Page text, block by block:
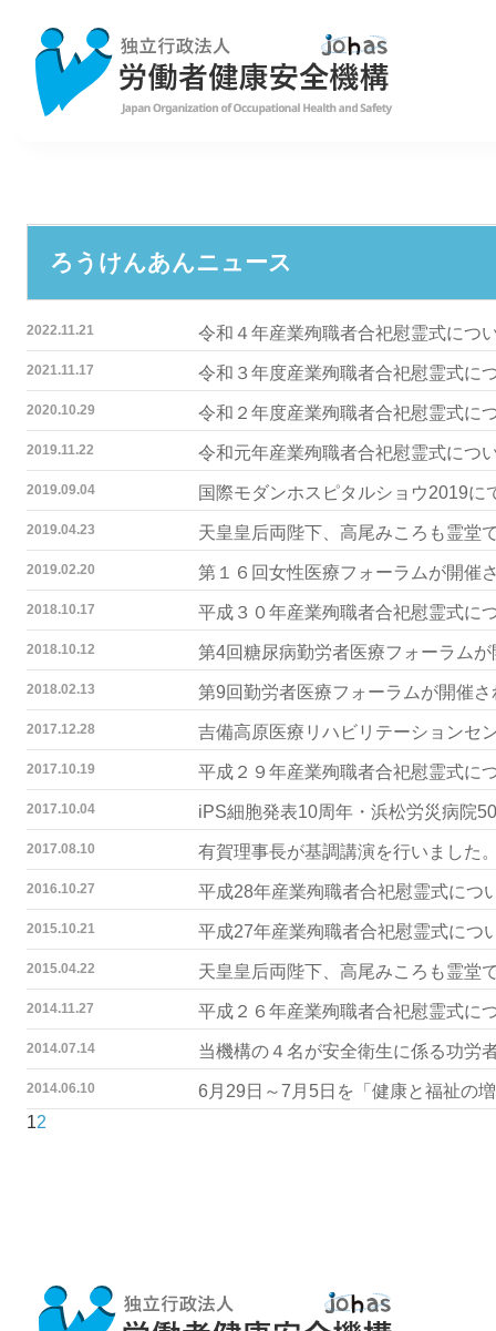
ろうけんあんニュース
2022.11.21 令和４年産業殉職者合祀慰霊式につ
2021.11.17 令和３年度産業殉職者合祀慰霊式に
2020.10.29 令和２年度産業殉職者合祀慰霊式に
2019.11.22 令和元年産業殉職者合祀慰霊式につ
2019.09.04 国際モダンホスピタルショウ2019に
2019.04.23 天皇皇后両陛下、高尾みころも霊堂
2019.02.20 第１６回女性医療フォーラムが開催
2018.10.17 平成３０年産業殉職者合祀慰霊式に
2018.10.12 第4回糖尿病勤労者医療フォーラム
2018.02.13 第9回勤労者医療フォーラムが開催
2017.12.28 吉備高原医療リハビリテーションセ
2017.10.19 平成２９年産業殉職者合祀慰霊式に
2017.10.04 iPS細胞発表10周年・浜松労災病院
2017.08.10 有賀理事長が基調講演を行いました
2016.10.27 平成28年産業殉職者合祀慰霊式につ
2015.10.21 平成27年産業殉職者合祀慰霊式につ
2015.04.22 天皇皇后両陛下、高尾みころも霊堂
2014.11.27 平成２６年産業殉職者合祀慰霊式に
2014.07.14 当機構の４名が安全衛生に係る功労
2014.06.10
6月29日～7月5日を「健康と福祉の
12